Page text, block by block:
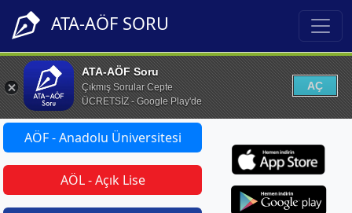
ATA-AÖF SORU
ATA-AÖF Soru
Çıkmış Sorular Cepte
ÜCRETSİZ - Google Play'de
AÇ
AÖF - Anadolu Üniversitesi
AÖL - Açık Lise